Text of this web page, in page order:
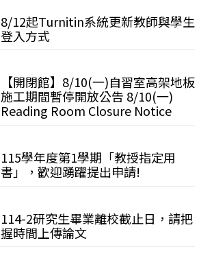
8/12起Turnitin系統更新教師與學生
登入方式
【開閉館】8/10(一)自習室高架地板
施工期間暫停開放公告 8/10(一)
Reading Room Closure Notice
115學年度第1學期「教授指定用
書」，歡迎踴躍提出申請!
114-2研究生畢業離校截止日，請把
握時間上傳論文